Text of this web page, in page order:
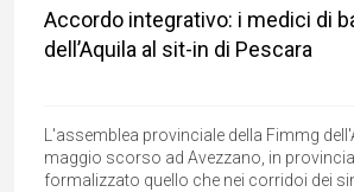
Accordo integrativo: i medici di
dell’Aquila al sit-in di Pescara
L'assemblea provinciale della Fimmg
maggio scorso ad Avezzano, in
formalizzato quello che nei corridoi dei